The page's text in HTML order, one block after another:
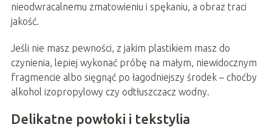
nieodwracalnemu zmatowieniu i spękaniu, a obraz traci
jakość.
Jeśli nie masz pewności, z jakim plastikiem masz do
czynienia, lepiej wykonać próbę na małym, niewidocznym
fragmencie albo sięgnąć po łagodniejszy środek – choćby
alkohol izopropylowy czy odtłuszczacz wodny.
Delikatne powłoki i tekstylia